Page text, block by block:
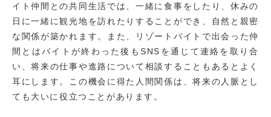
イト仲間との共同生活では、一緒に食事をしたり、休みの
日に一緒に観光地を訪れたりすることができ、自然と親密
な関係が築かれます。また、リゾートバイトで出会った仲
間とはバイトが終わった後もSNSを通じて連絡を取り合
い、将来の仕事や進路について相談することもあるとよく
耳にします。この機会に得た人間関係は、将来の人脈とし
ても大いに役立つことがあります。